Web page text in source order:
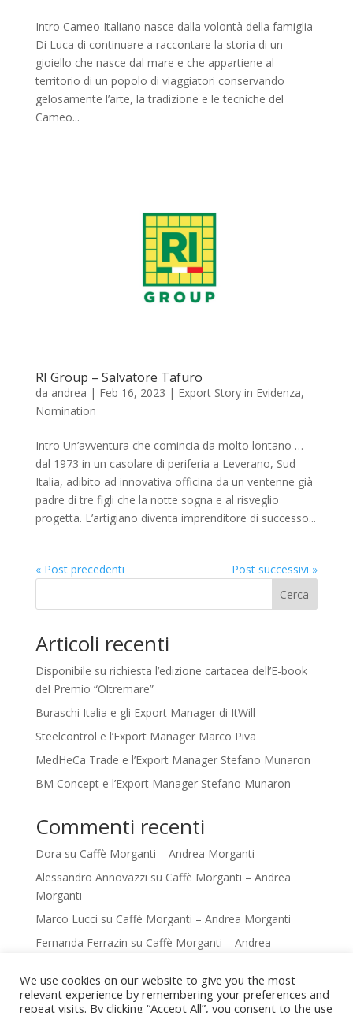
Intro Cameo Italiano nasce dalla volontà della famiglia
Di Luca di continuare a raccontare la storia di un
gioiello che nasce dal mare e che appartiene al
territorio di un popolo di viaggiatori conservando
gelosamente l’arte, la tradizione e le tecniche del
Cameo...
RI Group – Salvatore Tafuro
da andrea | Feb 16, 2023 | Export Story in Evidenza,
Nomination
Intro Un’avventura che comincia da molto lontano …
dal 1973 in un casolare di periferia a Leverano, Sud
Italia, adibito ad innovativa officina da un ventenne già
padre di tre figli che la notte sogna e al risveglio
progetta. L’artigiano diventa imprenditore di successo...
« Post precedenti
Post successivi »
Cerca
Articoli recenti
Disponibile su richiesta l’edizione cartacea dell’E-book
del Premio “Oltremare”
Buraschi Italia e gli Export Manager di ItWill
Steelcontrol e l’Export Manager Marco Piva
MedHeCa Trade e l’Export Manager Stefano Munaron
BM Concept e l’Export Manager Stefano Munaron
Commenti recenti
Dora su Caffè Morganti – Andrea Morganti
Alessandro Annovazzi su Caffè Morganti – Andrea
Morganti
Marco Lucci su Caffè Morganti – Andrea Morganti
Fernanda Ferrazin su Caffè Morganti – Andrea
Fernanda FerrazinsuCaffè Morganti – Andrea
Morganti
We use cookies on our website to give you the most
relevant experience by remembering your preferences and
repeat visits. By clicking “Accept All”, you consent to the use